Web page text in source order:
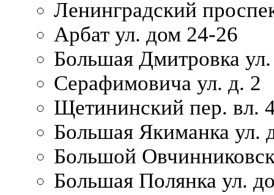
Ленинградский
Арбат ул. дом 24-26
Большая Дмитровка
Серафимовича ул. д. 2
Щетининский пер. вл.
Большая Якиманка ул.
Большой
Большая Полянка ул.